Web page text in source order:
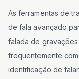
As ferramentas de
de fala avançado
falada de
frequentemente
identificação de